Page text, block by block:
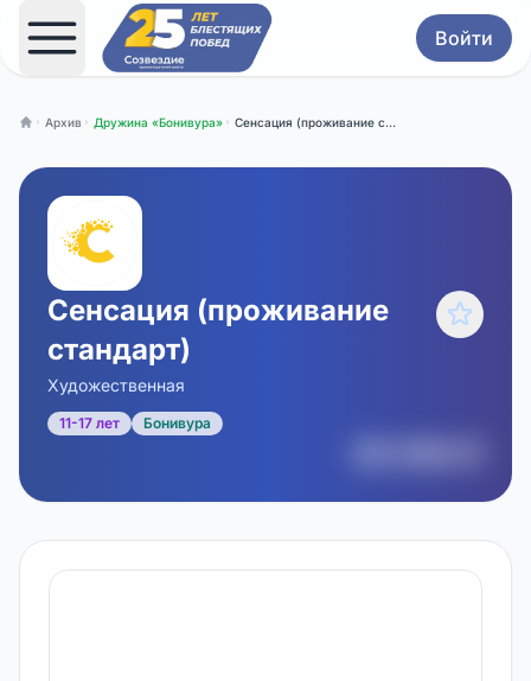
Войти
Архив Дружина «Бонивура» Сенсация (проживание стандарт) (2026)
Сенсация (проживание
стандарт)
Художественная
11-17 лет Бонивура